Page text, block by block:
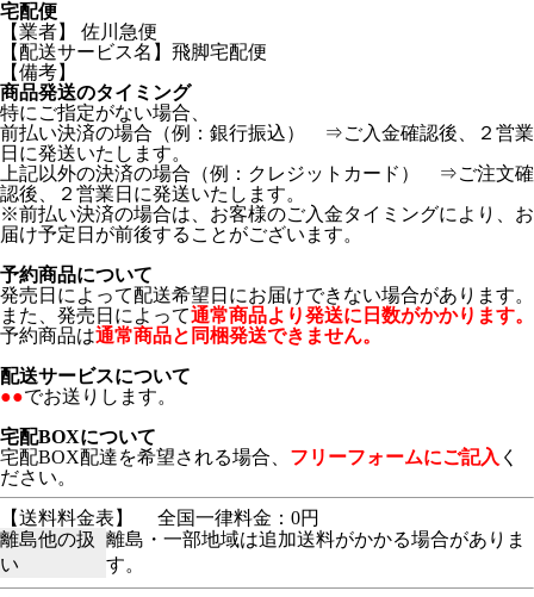
宅配便
【業者】 佐川急便
【配送サービス名】飛脚宅配便
【備考】
商品発送のタイミング
特にご指定がない場合、
前払い決済の場合（例：銀行振込） ⇒ご入金確認後、２営業
日に発送いたします。
上記以外の決済の場合（例：クレジットカード） ⇒ご注文確
認後、２営業日に発送いたします。
※前払い決済の場合は、お客様のご入金タイミングにより、お
届け予定日が前後することがございます。
予約商品について
発売日によって配送希望日にお届けできない場合があります。
また、発売日によって通常商品より発送に日数がかかります。
予約商品は通常商品と同梱発送できません。
配送サービスについて
●●でお送りします。
宅配BOXについて
宅配BOX配達を希望される場合、 フリーフォームにご記入 く
ださい。
【送料料金表】
全国一律料金：0円
離島他の扱
い
離島・一部地域は追加送料がかかる場合がありま
す。